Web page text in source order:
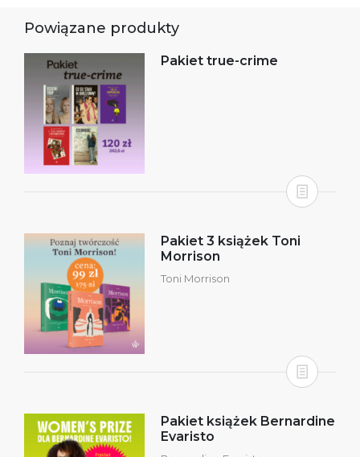
Powiązane produkty
Pakiet true-crime
Pakiet 3 książek Toni
Morrison
Toni Morrison
Pakiet książek Bernardine
Evaristo